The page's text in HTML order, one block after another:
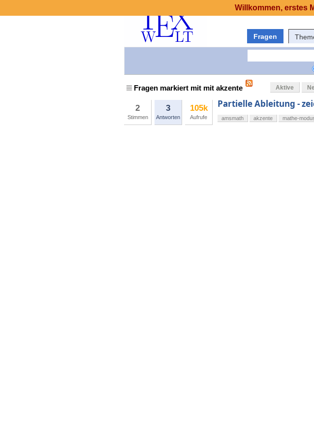
Fragen
Fragen markiert mit mit akzente Aktive
2
Stimmen
3
Antworten
105k
Aufrufe
Partielle Ableitung -
amsmath akzente mathe-
Willkommen, erstes